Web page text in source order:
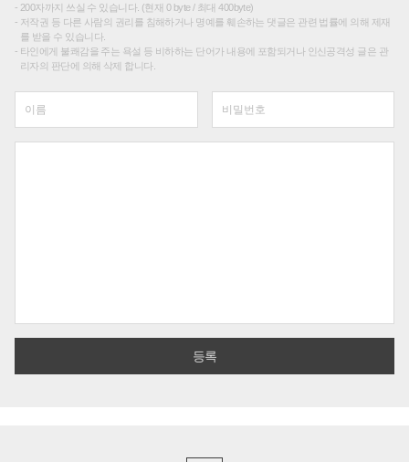
200자까지 쓰실 수 있습니다. (현재 0 byte / 최대 400byte)
저작권 등 다른 사람의 권리를 침해하거나 명예를 훼손하는 댓글은 관련 법률에 의해 제재
를 받을 수 있습니다.
타인에게 불쾌감을 주는 욕설 등 비하하는 단어가 내용에 포함되거나 인신공격성 글은 관
리자의 판단에 의해 삭제 합니다.